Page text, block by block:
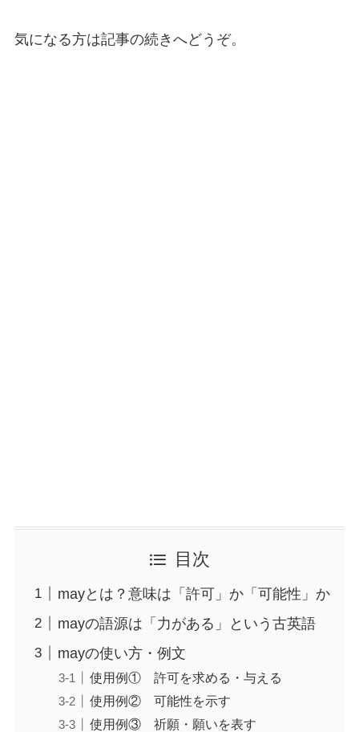
気になる方は記事の続きへどうぞ。
目次
mayとは？意味は「許可」か「可能性」か
mayの語源は「力がある」という古英語
mayの使い方・例文
使用例① 許可を求める・与える
使用例② 可能性を示す
使用例③ 祈願・願いを表す